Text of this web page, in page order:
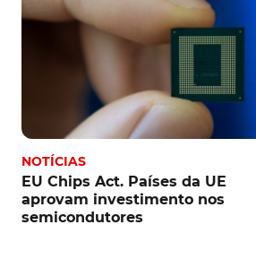
NOTÍCIAS
EU Chips Act. Países da UE
aprovam investimento nos
semicondutores